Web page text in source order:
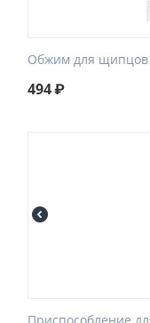
Обжим для щипцов
494₽